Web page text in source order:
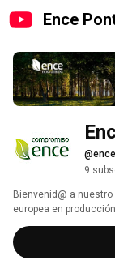
Ence
9
Bienvenid@ a
europea en
generar energía
modelo de gestión
forestales.